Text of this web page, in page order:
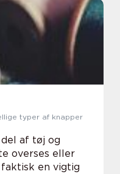
typer af knapper
af tøj og
overses eller
en vigtig